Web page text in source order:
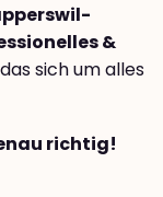
&
sich um alles
richtig!